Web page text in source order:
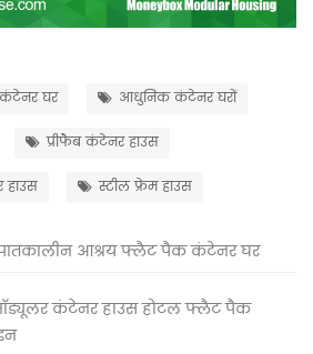
घर आधुनिक कंटेनर घरों
प्रीफैब कंटेनर हाउस
हाउस स्टील फ्रेम हाउस
आश्रय फ्लैट पैक कंटेनर घर
कंटेनर हाउस होटल फ्लैट पैक